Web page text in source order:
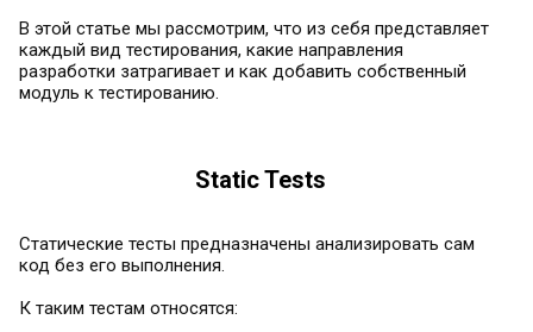
В этой статье мы рассмотрим, что из себя представляет
каждый вид тестирования, какие направления
разработки затрагивает и как добавить собственный
модуль к тестированию.
Static Tests
Статические тесты предназначены анализировать сам
код без его выполнения.
К таким тестам относятся: